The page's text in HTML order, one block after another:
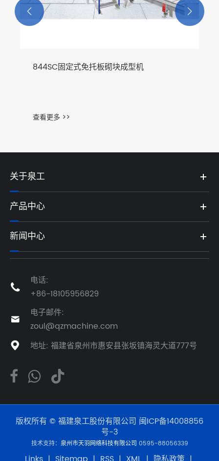
844SC固定式免托板砌块成型机
查看更多 >>
 
关于泉工
产品中心
新闻中心

电话:
+86-18105956829

电子邮件:
zoul@qzmachine.com
 地址: 福建省泉州市惠安县张坂镇海灵大道777号
版权所有 © 福建泉工股份有限公司 闽ICP备14008856
号-3
技术支持： 泉州市天羽网络科技有限公司 0595-88056339